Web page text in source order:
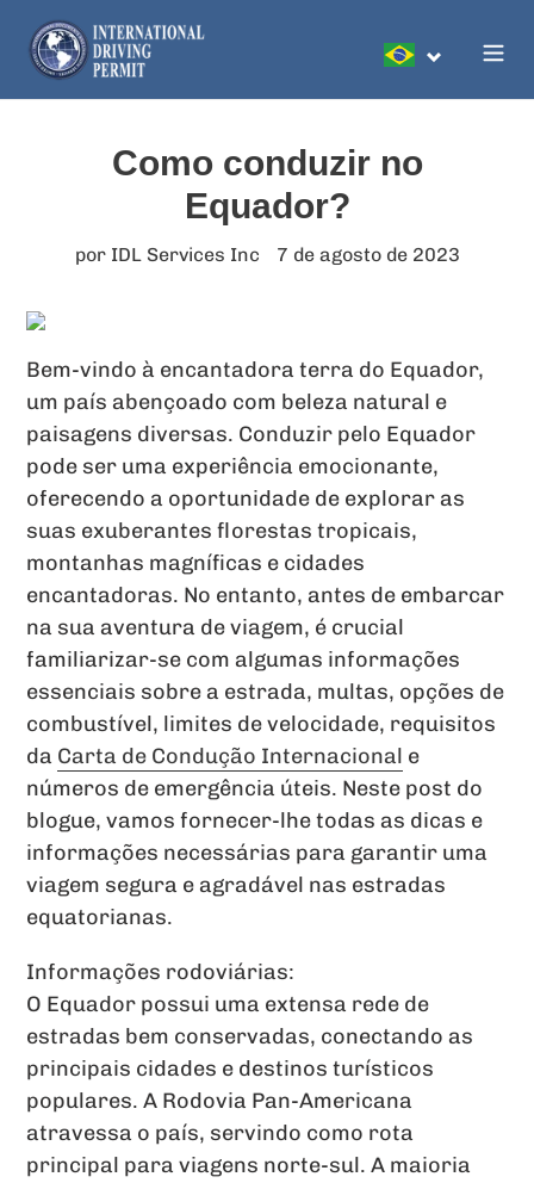
para
conteúdo
Como conduzir no
Equador?
por IDL Services Inc 7 de agosto de 2023
Bem-vindo à encantadora terra do Equador,
um país abençoado com beleza natural e
paisagens diversas. Conduzir pelo Equador
pode ser uma experiência emocionante,
oferecendo a oportunidade de explorar as
suas exuberantes florestas tropicais,
montanhas magníficas e cidades
encantadoras. No entanto, antes de embarcar
na sua aventura de viagem, é crucial
familiarizar-se com algumas informações
essenciais sobre a estrada, multas, opções de
combustível, limites de velocidade, requisitos
da Carta de Condução Internacional e
números de emergência úteis. Neste post do
blogue, vamos fornecer-lhe todas as dicas e
informações necessárias para garantir uma
viagem segura e agradável nas estradas
equatorianas.
Informações rodoviárias:
O Equador possui uma extensa rede de
estradas bem conservadas, conectando as
principais cidades e destinos turísticos
populares. A Rodovia Pan-Americana
atravessa o país, servindo como rota
principal para viagens norte-sul. A maioria